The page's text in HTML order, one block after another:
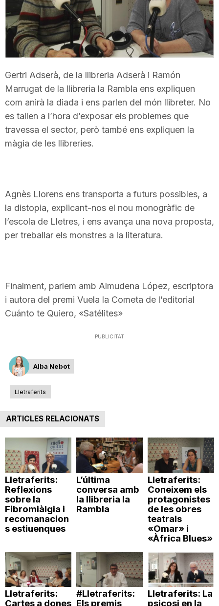
r
r
a
g
o
a
Gertri Adserà, de la llibreria Adserà i Ramón
Marrugat de la llibreria la Rambla ens expliquen
com anirà la diada i ens parlen del món llibreter. No
es tallen a l’hora d’exposar els problemes que
travessa el sector, però també ens expliquen la
màgia de les llibreries.
Agnès Llorens ens transporta a futurs possibles, a
la distopia, explicant-nos el nou monogràfic de
l’escola de Lletres, i ens avança una nova proposta,
per treballar els monstres a la literatura.
Finalment, parlem amb Almudena López, escriptora
i autora del premi Vuela la Cometa de l’editorial
Cuánto te Quiero, «Satélites»
PUBLICITAT
Alba Nebot
Lletraferits
ARTICLES RELACIONATS
Lletraferits:
Reflexions
sobre la
Fibromiàlgia i
recomanacion
s estiuenques
L’última
conversa amb
la llibreria la
Rambla
Lletraferits:
Coneixem els
protagonistes
de les obres
teatrals
«Omar» i
«Àfrica Blues»
Lletraferits:
Cartes a dones
#Lletraferits:
Els premis
Lletraferits: La
psicosi en la